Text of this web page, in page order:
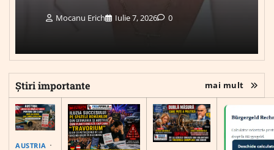
Mocanu Erich Iulie 7, 2026 0
Știri importante mai mult
AUSTRIA